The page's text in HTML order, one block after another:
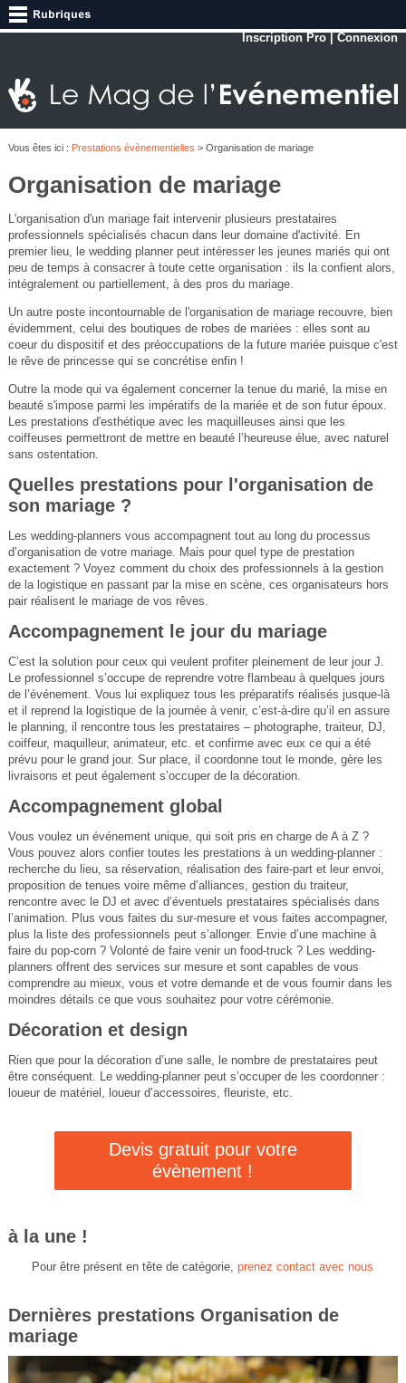
Inscription Pro |Connexion
Vous êtes ici : Prestations évènementielles > Organisation de mariage
Organisation de mariage
L'organisation d'un mariage fait intervenir plusieurs prestataires
professionnels spécialisés chacun dans leur domaine d'activité. En
premier lieu, le wedding planner peut intéresser les jeunes mariés qui ont
peu de temps à consacrer à toute cette organisation : ils la confient alors,
intégralement ou partiellement, à des pros du mariage.
Un autre poste incontournable de l'organisation de mariage recouvre, bien
évidemment, celui des boutiques de robes de mariées : elles sont au
coeur du dispositif et des préoccupations de la future mariée puisque c'est
le rêve de princesse qui se concrétise enfin !
Outre la mode qui va également concerner la tenue du marié, la mise en
beauté s'impose parmi les impératifs de la mariée et de son futur époux.
Les prestations d'esthétique avec les maquilleuses ainsi que les
coiffeuses permettront de mettre en beauté l’heureuse élue, avec naturel
sans ostentation.
Quelles prestations pour l'organisation de
son mariage ?
Les wedding-planners vous accompagnent tout au long du processus
d’organisation de votre mariage. Mais pour quel type de prestation
exactement ? Voyez comment du choix des professionnels à la gestion
de la logistique en passant par la mise en scène, ces organisateurs hors
pair réalisent le mariage de vos rêves.
Accompagnement le jour du mariage
C’est la solution pour ceux qui veulent profiter pleinement de leur jour J.
Le professionnel s’occupe de reprendre votre flambeau à quelques jours
de l’événement. Vous lui expliquez tous les préparatifs réalisés jusque-là
et il reprend la logistique de la journée à venir, c’est-à-dire qu’il en assure
le planning, il rencontre tous les prestataires – photographe, traiteur, DJ,
coiffeur, maquilleur, animateur, etc. et confirme avec eux ce qui a été
prévu pour le grand jour. Sur place, il coordonne tout le monde, gère les
livraisons et peut également s’occuper de la décoration.
Accompagnement global
Vous voulez un événement unique, qui soit pris en charge de A à Z ?
Vous pouvez alors confier toutes les prestations à un wedding-planner :
recherche du lieu, sa réservation, réalisation des faire-part et leur envoi,
proposition de tenues voire même d’alliances, gestion du traiteur,
rencontre avec le DJ et avec d’éventuels prestataires spécialisés dans
l’animation. Plus vous faites du sur-mesure et vous faites accompagner,
plus la liste des professionnels peut s’allonger. Envie d’une machine à
faire du pop-corn ? Volonté de faire venir un food-truck ? Les wedding-
planners offrent des services sur mesure et sont capables de vous
comprendre au mieux, vous et votre demande et de vous fournir dans les
moindres détails ce que vous souhaitez pour votre cérémonie.
Décoration et design
Rien que pour la décoration d’une salle, le nombre de prestataires peut
être conséquent. Le wedding-planner peut s’occuper de les coordonner :
loueur de matériel, loueur d’accessoires, fleuriste, etc.
Devis gratuit pour votre
évènement !
à la une !
Pour être présent en tête de catégorie,prenez contact avec nous
Dernières prestations Organisation de
mariage